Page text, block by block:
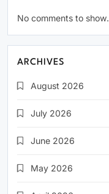
No comments to show.
ARCHIVES
August 2026
July 2026
June 2026
May 2026